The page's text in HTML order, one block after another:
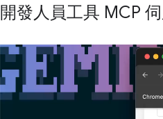
開發人員工具 MCP